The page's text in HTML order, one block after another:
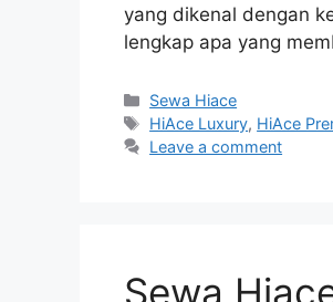
yang dikenal dengan
lengkap apa yang
Categories
Sewa Hiace
Tags
HiAce Luxury, HiAce
Leave a comment
Sewa